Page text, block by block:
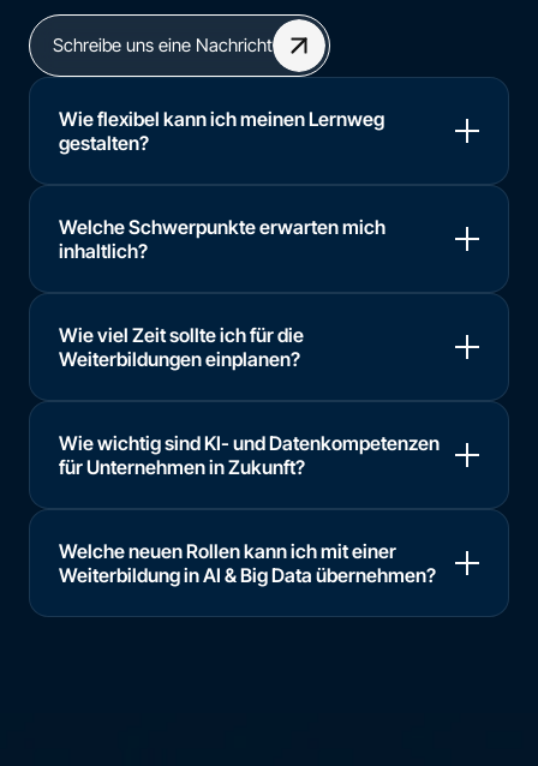
Schreibe uns eine Nachricht
Wie flexibel kann ich meinen Lernweg
gestalten?
Welche Schwerpunkte erwarten mich
inhaltlich?
Wie viel Zeit sollte ich für die
Weiterbildungen einplanen?
Wie wichtig sind KI- und Datenkompetenzen
für Unternehmen in Zukunft?
Welche neuen Rollen kann ich mit einer
Weiterbildung in AI & Big Data übernehmen?